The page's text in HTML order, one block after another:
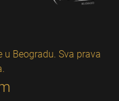
Beogradu. Sva prava